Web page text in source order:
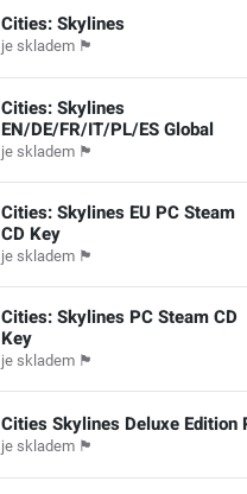
Cities: Skylines
je skladem 🏴
Cities: Skylines
EN/DE/FR/IT/PL/ES Global
je skladem 🏴
Cities: Skylines EU PC Steam
CD Key
je skladem 🏴
Cities: Skylines PC Steam CD
Key
je skladem 🏴
Cities Skylines Deluxe Edition
je skladem 🏴